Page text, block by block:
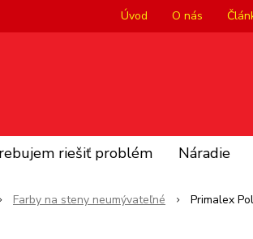
Úvod O nás
riešiť problém Náradie
Farby na steny neumývateľné Primalex